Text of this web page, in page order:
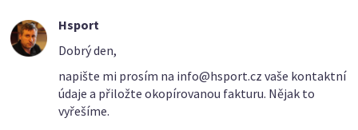
Hsport
Dobrý den,
napište mi prosím na info@hsport.cz vaše kontaktní
údaje a přiložte okopírovanou fakturu. Nějak to
vyřešíme.